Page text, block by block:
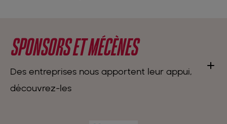
SPONSORS ET MÉCÈNES
Des entreprises nous apportent leur appui,
découvrez-les